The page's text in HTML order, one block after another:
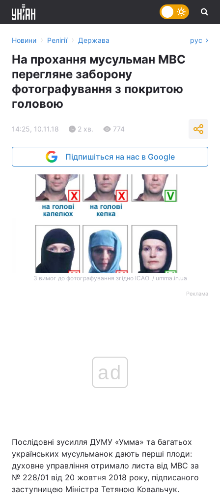
Головна Війна
Новини › Релігії › Держава рус
На прохання мусульман МВС
перегляне заборону
фотографування з покритою
головою
14:25, 10.11.18 2 хв. 774
Підпишіться на нас в Google
З вимог до фотографування згідно ICAO / umma.in.ua
Реклама
ad
Послідовні зусилля ДУМУ «Умма» та багатьох
українських мусульманок дають перші плоди:
духовне управління отримало листа від МВС за
№ 228/01 від 20 жовтня 2018 року, підписаного
заступницею Міністра Тетяною Ковальчук.